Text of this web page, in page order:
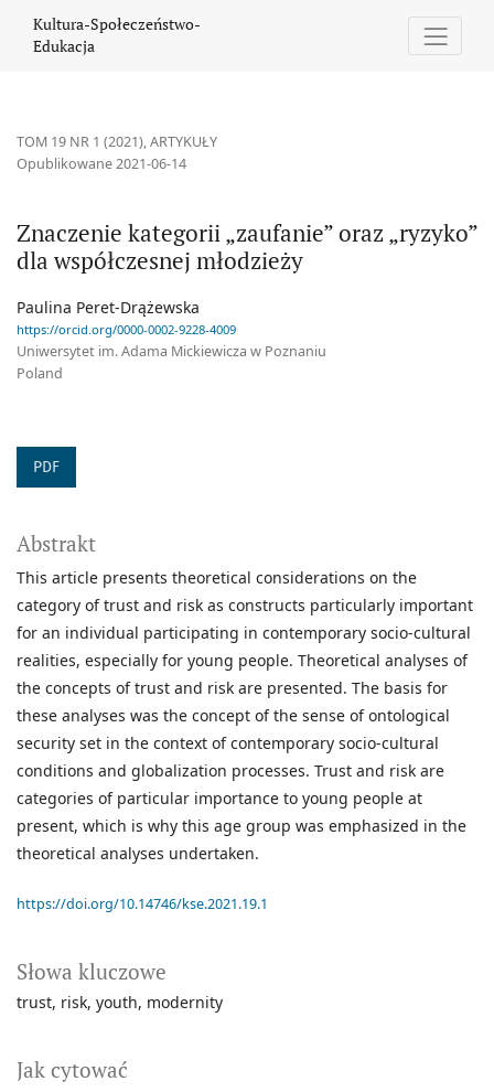
Kultura-Społeczeństwo-
Edukacja
TOM 19 NR 1 (2021),ARTYKUŁY
Znaczenie kategorii „zaufanie” oraz „ryzyko”
dla współczesnej młodzieży
Opublikowane 2021-06-14
Paulina Peret-Drążewska
https://orcid.org/0000-0002-9228-4009
Uniwersytet im. Adama Mickiewicza w Poznaniu
Poland
PDF
Słowa kluczowe
trust risk youth modernity
Jak cytować
Abstrakt
This article presents theoretical considerations on the
category of trust and risk as constructs particularly important
for an individual participating in contemporary socio-cultural
realities, especially for young people. Theoretical analyses of
the concepts of trust and risk are presented. The basis for
these analyses was the concept of the sense of ontological
security set in the context of contemporary socio-cultural
conditions and globalization processes. Trust and risk are
categories of particular importance to young people at
present, which is why this age group was emphasized in the
theoretical analyses undertaken.
https://doi.org/10.14746/kse.2021.19.1